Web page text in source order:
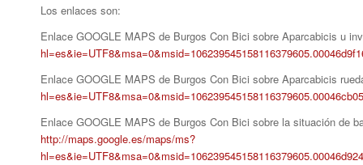
Los enlaces son:
Enlace GOOGLE MAPS de Burgos Con Bici sobre Aparcabicis u
Enlace GOOGLE MAPS de Burgos Con Bici sobre Aparcabicis
Enlace GOOGLE MAPS de Burgos Con Bici sobre la situación de
http://maps.google.es/maps/ms?